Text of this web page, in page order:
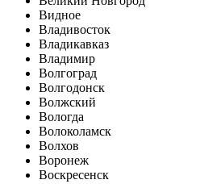
Видное
Владивосток
Владикавказ
Владимир
Волгоград
Волгодонск
Волжский
Вологда
Волоколамск
Волхов
Воронеж
Воскресенск